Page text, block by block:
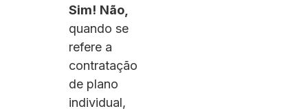
Sim! Não,
quando se
refere a
contratação
de plano
individual,